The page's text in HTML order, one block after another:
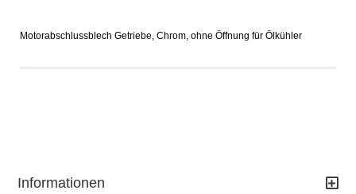
Motorabschlussblech Getriebe, Chrom, ohne Öffnung für Ölkühler
Informationen